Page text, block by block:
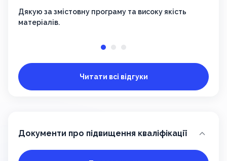
Дякую за змістовну програму та високу якість
матеріалів.
Читати всі відгуки
Документи про підвищення кваліфікації